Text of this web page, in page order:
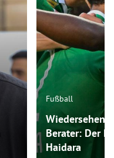
Fußball
Wiedersehen
Berater: Der
Haidara